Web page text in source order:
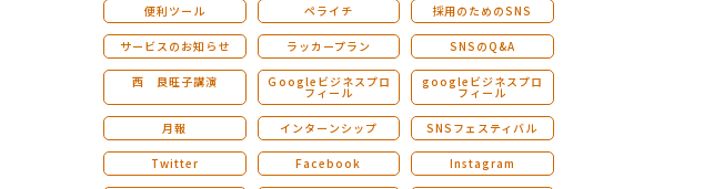
便利ツール ペライチ 採用のためのSNS
サービスのお知らせ ラッカープラン SNSのQ&A
西 良旺子講演 Ｇoogleビジネスプロ
フィール
googleビジネスプロ
フィール
月報 インターンシップ SNSフェスティバル
Twitter Facebook Instagram